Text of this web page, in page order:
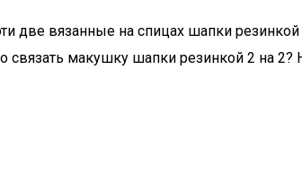
две вязанные на спицах шапки
макушку шапки резинкой 2 на 2?